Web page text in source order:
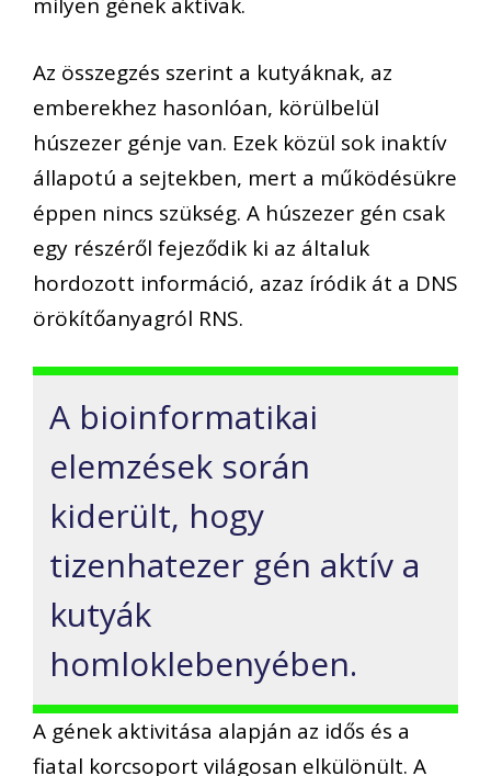
milyen gének aktívak.
Az összegzés szerint a kutyáknak, az
emberekhez hasonlóan, körülbelül
húszezer génje van. Ezek közül sok inaktív
állapotú a sejtekben, mert a működésükre
éppen nincs szükség. A húszezer gén csak
egy részéről fejeződik ki az általuk
hordozott információ, azaz íródik át a DNS
örökítőanyagról RNS.
A bioinformatikai
elemzések során
kiderült, hogy
tizenhatezer gén aktív a
kutyák
homloklebenyében.
A gének aktivitása alapján az idős és a
fiatal korcsoport világosan elkülönült. A